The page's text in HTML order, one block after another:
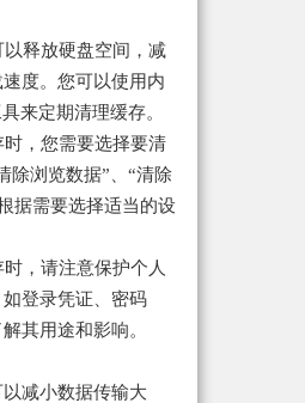
释放硬盘空间，减
度。您可以使用内
来定期清理缓存。
，您需要选择要清
除浏览数据”、“清除
据需要选择适当的设
，请注意保护个人
登录凭证、密码
其用途和影响。
减小数据传输大